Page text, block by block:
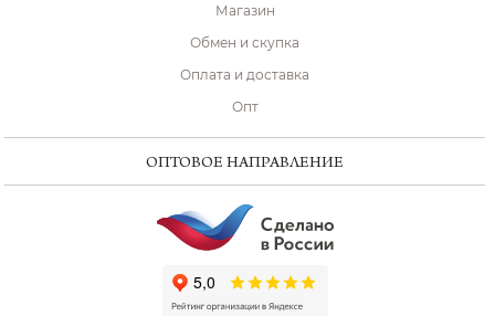
Магазин
Обмен и скупка
Оплата и доставка
Опт
ОПТОВОЕ НАПРАВЛЕНИЕ